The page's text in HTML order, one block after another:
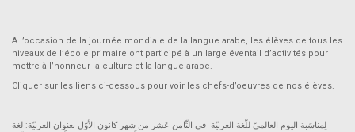
A l’occasion de la journée mondiale de la langue arabe, les élèves de tous les
niveaux de l’école primaire ont participé à un large éventail d’activités pour
mettre à l’honneur la culture et la langue arabe.
Cliquer sur les liens ci-dessous pour voir les chefs-d’oeuvres de nos élèves.
لِمناسَبة اليوم العالميّ للّغة العربيّة في الثّامن عَشر من شهر كانون الأوّل بعنوان العربيّة: لغة